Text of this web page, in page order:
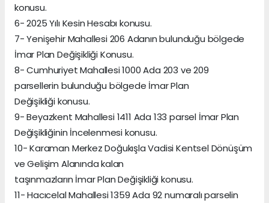
konusu.
6- 2025 Yılı Kesin Hesabı konusu.
7- Yenişehir Mahallesi 206 Adanın bulunduğu bölgede
İmar Plan Değişikliği Konusu.
8- Cumhuriyet Mahallesi 1000 Ada 203 ve 209
parsellerin bulunduğu bölgede İmar Plan
Değişikliği konusu.
9- Beyazkent Mahallesi 1411 Ada 133 parsel İmar Plan
Değişikliğinin İncelenmesi konusu.
10- Karaman Merkez Doğukışla Vadisi Kentsel Dönüşüm
ve Gelişim Alanında kalan
taşınmazların İmar Plan Değişikliği konusu.
11- Hacıcelal Mahallesi 1359 Ada 92 numaralı parselin